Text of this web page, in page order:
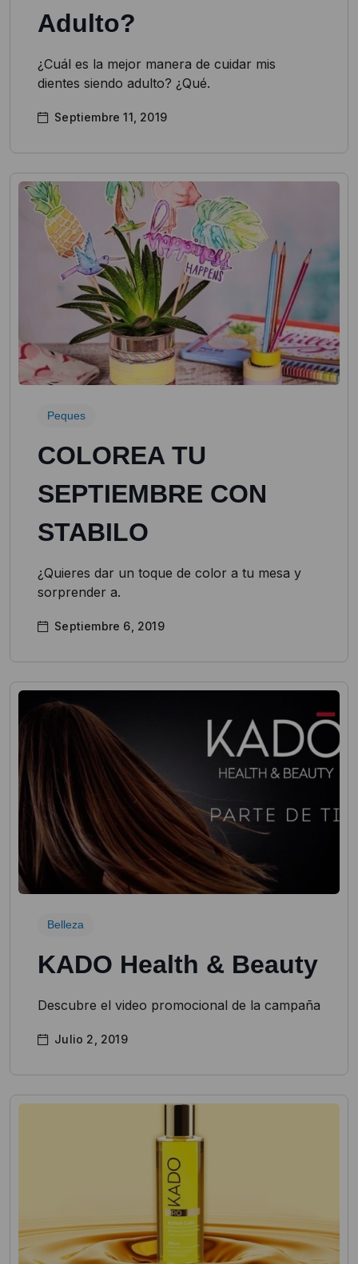
Adulto?
¿Cuál es la mejor manera de cuidar mis
dientes siendo adulto? ¿Qué.
Septiembre 11, 2019
Peques
COLOREA TU
SEPTIEMBRE CON
STABILO
¿Quieres dar un toque de color a tu mesa y
sorprender a.
Septiembre 6, 2019
Belleza
KADO Health & Beauty
Descubre el video promocional de la campaña
Julio 2, 2019